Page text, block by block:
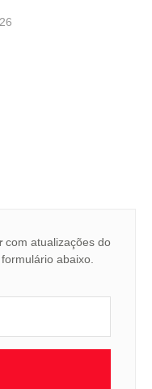
com atualizações do
abaixo.